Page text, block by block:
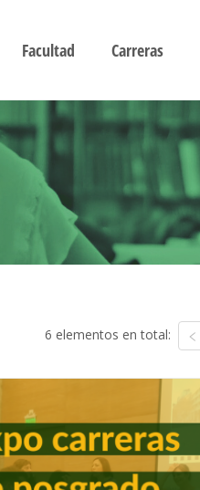
Facultad Carreras
6 elementos en total: